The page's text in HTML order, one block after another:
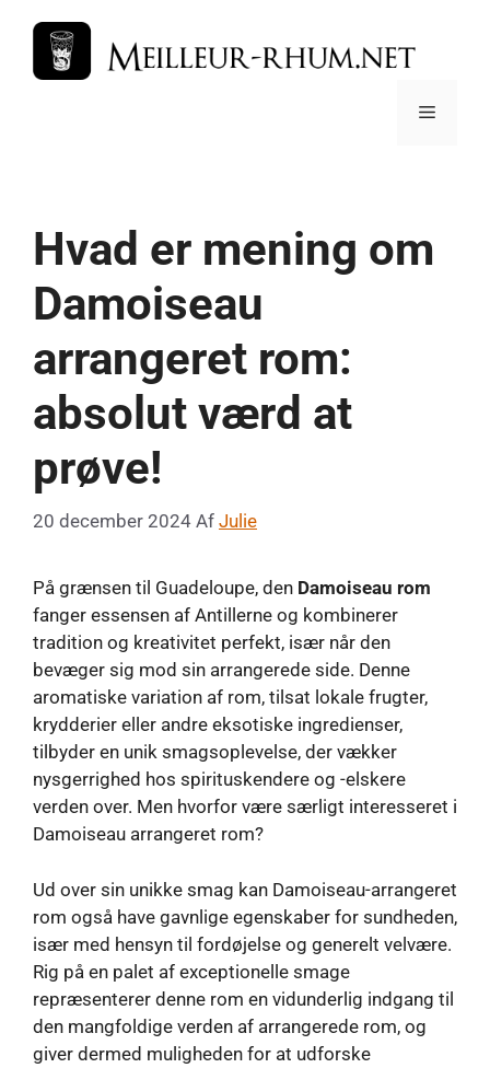
indhold
Menu
Hvad er mening om
Damoiseau
arrangeret rom:
absolut værd at
prøve!
20 december 2024 Af Julie
På grænsen til Guadeloupe, den Damoiseau rom
fanger essensen af ​​Antillerne og kombinerer
tradition og kreativitet perfekt, især når den
bevæger sig mod sin arrangerede side. Denne
aromatiske variation af rom, tilsat lokale frugter,
krydderier eller andre eksotiske ingredienser,
tilbyder en unik smagsoplevelse, der vækker
nysgerrighed hos spirituskendere og -elskere
verden over. Men hvorfor være særligt interesseret i
Damoiseau arrangeret rom?
Ud over sin unikke smag kan Damoiseau-arrangeret
rom også have gavnlige egenskaber for sundheden,
især med hensyn til fordøjelse og generelt velvære.
Rig på en palet af exceptionelle smage
repræsenterer denne rom en vidunderlig indgang til
den mangfoldige verden af ​​arrangerede rom, og
giver dermed muligheden for at udforske